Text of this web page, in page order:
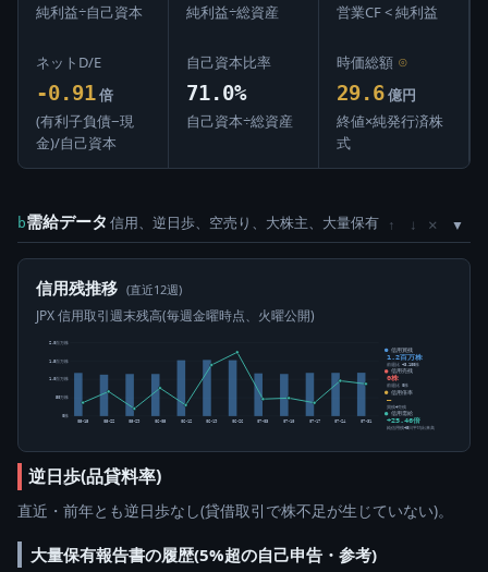
純利益÷自己資本 純利益÷総資産 営業CF < 純利益
ネットD/E
-0.91 倍
(有利子負債−現
金)/自己資本
自己資本比率
71.0%
自己資本÷総資産
時価総額 ⊙
29.6 億円
終値×純発行済株
式
b需給データ 信用、逆日歩、空売り、大株主、大量保有 ↑ ↓ ×
信用残推移 (直近12週)
JPX 信用取引週末残高(毎週金曜時点、火曜公開)
0株
50万株
1.0百万株
1.5百万株
2.0百万株
05-15 05-22 05-29 06-05 06-12 06-19 06-26 07-03 07-10 07-17 07-24 07-31
信用買残
1.2百万株
前週比 +3,100株
信用売残
0株
前週比 0株
信用倍率
―
買残÷売残
信用需給
+25.46倍
純信用残÷5日平均出来高
逆日歩(品貸料率)
直近・前年とも逆日歩なし(貸借取引で株不足が生じていない)。
大量保有報告書の履歴(5%超の自己申告・参考)